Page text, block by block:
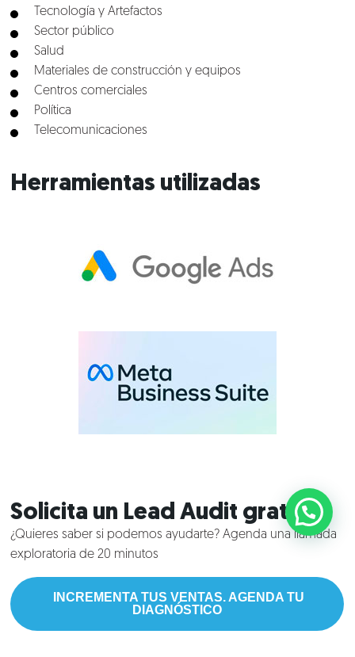
©2018 IMA GO!
Tecnología y Artefactos
Sector público
Salud
Materiales de construcción y equipos
Centros comerciales
Política
Telecomunicaciones
Herramientas utilizadas
Solicita un Lead Audit gratuito
¿Quieres saber si podemos ayudarte? Agenda una llamada
exploratoria de 20 minutos
INCREMENTA TUS VENTAS. AGENDA TU
DIAGNÓSTICO